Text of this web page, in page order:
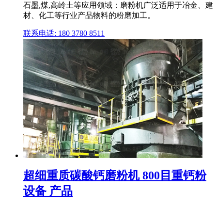
石墨,煤,高岭土等应用领域：磨粉机广泛适用于冶金、建
材、化工等行业产品物料的粉磨加工。
联系电话: 180 3780 8511
超细重质碳酸钙磨粉机 800目重钙粉
设备 产品